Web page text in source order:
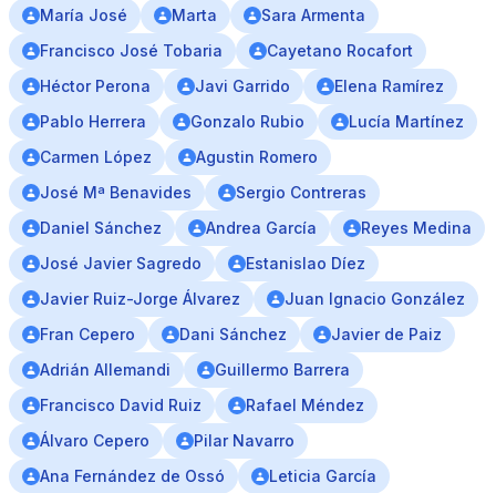
María José
Marta
Sara Armenta
Francisco José Tobaria
Cayetano Rocafort
Héctor Perona
Javi Garrido
Elena Ramírez
Pablo Herrera
Gonzalo Rubio
Lucía Martínez
Carmen López
Agustin Romero
José Mª Benavides
Sergio Contreras
Daniel Sánchez
Andrea García
Reyes Medina
José Javier Sagredo
Estanislao Díez
Javier Ruiz-Jorge Álvarez
Juan Ignacio González
Fran Cepero
Dani Sánchez
Javier de Paiz
Adrián Allemandi
Guillermo Barrera
Francisco David Ruiz
Rafael Méndez
Álvaro Cepero
Pilar Navarro
Ana Fernández de Ossó
Leticia García